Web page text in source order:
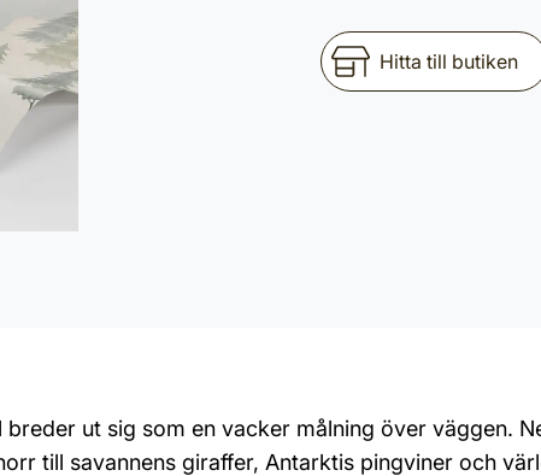
Hitta till butiken
ut sig som en vacker målning över väggen.
till savannens giraffer, Antarktis pingviner och